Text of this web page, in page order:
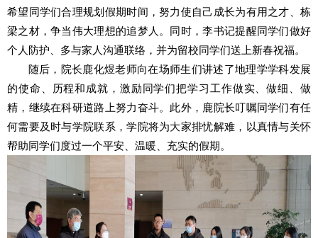
希望同学们合理规划假期时间，努力使自己成长为有用之才、栋
梁之材，争当伟大理想的追梦人。同时，李书记提醒同学们做好
个人防护、多与家人沟通联络，并为留校同学们送上新春祝福。
随后，院长鹿化煜老师向在场师生们讲述了地理学学科发展
的使命、历程和成就，激励同学们把学习工作做实、做细、做
精，继续在科研道路上努力奋斗。此外，鹿院长叮嘱同学们有任
何需要及时与学院联系，学院将为大家排忧解难，以真情与关怀
帮助同学们度过一个平安、温暖、充实的假期。